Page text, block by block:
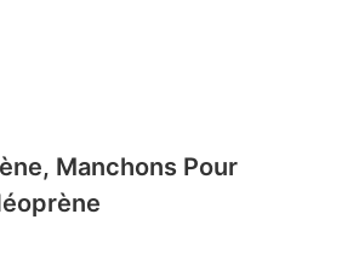
Manchons Pour